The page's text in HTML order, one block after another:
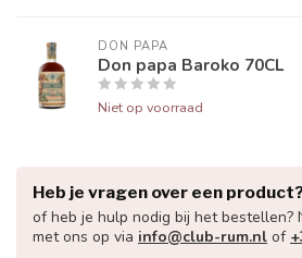
DON PAPA
Don papa Baroko 70CL
Niet op voorraad
Heb je vragen over een
of heb je hulp nodig bij het bestellen?
met ons op via info@club-rum.nl of